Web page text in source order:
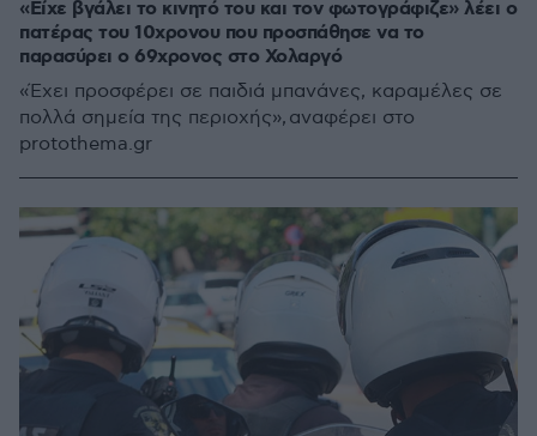
«Είχε βγάλει το κινητό του και τον φωτογράφιζε» λέει ο
πατέρας του 10χρονου που προσπάθησε να το
παρασύρει ο 69χρονος στο Χολαργό
«Έχει προσφέρει σε παιδιά μπανάνες, καραμέλες σε
πολλά σημεία της περιοχής», αναφέρει στο
protothema.gr